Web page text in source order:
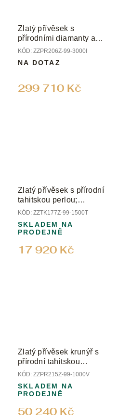
Zlatý přívěsek s
přírodními diamanty a
perlou Biwa
KÓD: ZZPR206Z-99-3000I
299 710 Kč
NA DOTAZ
Zlatý přívěsek s přírodní
tahitskou perlou;
smaragdem a diamanty
KÓD: ZZTK177Z-99-1500T
17 920 Kč
SKLADEM NA
PRODEJNĚ
Zlatý přívěsek krunýř s
přírodní tahitskou
perlou; perletí a
KÓD: ZZPR215Z-99-1000V
50 240 Kč
SKLADEM NA
PRODEJNĚ